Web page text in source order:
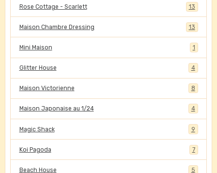
Rose Cottage - Scarlett 13
Maison Chambre Dressing 13
Mini Maison 1
Glitter House 4
Maison Victorienne 8
Maison Japonaise au 1/24 4
Magic Shack 9
Koi Pagoda 7
Beach House 5